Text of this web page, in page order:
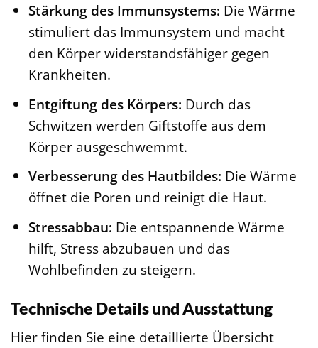
Stärkung des Immunsystems: Die Wärme
stimuliert das Immunsystem und macht
den Körper widerstandsfähiger gegen
Krankheiten.
Entgiftung des Körpers: Durch das
Schwitzen werden Giftstoffe aus dem
Körper ausgeschwemmt.
Verbesserung des Hautbildes: Die Wärme
öffnet die Poren und reinigt die Haut.
Stressabbau: Die entspannende Wärme
hilft, Stress abzubauen und das
Wohlbefinden zu steigern.
Technische Details und Ausstattung
Hier finden Sie eine detaillierte Übersicht